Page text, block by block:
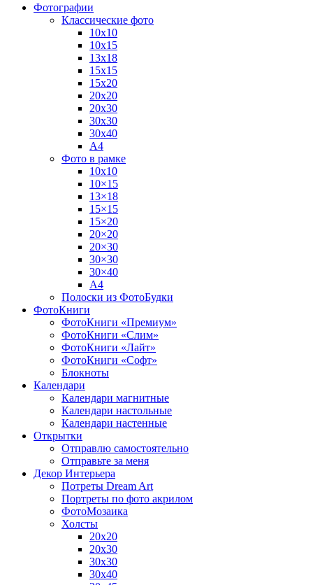
Фотографии
Классические фото
10х10
10х15
13х18
15х15
15х20
20х20
20х30
30х30
30х40
А4
Фото в рамке
10х10
10×15
13×18
15×15
15×20
20×20
20×30
30×30
30×40
A4
Полоски из ФотоБудки
ФотоКниги
ФотоКниги «Премиум»
ФотоКниги «Слим»
ФотоКниги «Лайт»
ФотоКниги «Софт»
Блокноты
Календари
Календари магнитные
Календари настольные
Календари настенные
Открытки
Отправлю самостоятельно
Отправьте за меня
Декор Интерьера
Потреты Dream Art
Портреты по фото акрилом
ФотоМозаика
Холсты
20х20
20х30
30х30
30х40